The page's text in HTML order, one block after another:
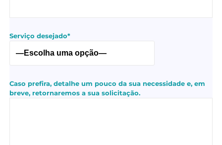
Serviço desejado*
Caso prefira, detalhe um pouco da sua necessidade e, em
breve, retornaremos a sua solicitação.